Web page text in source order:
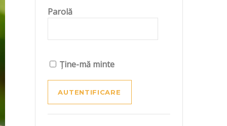
Parolă
Ține-mă minte